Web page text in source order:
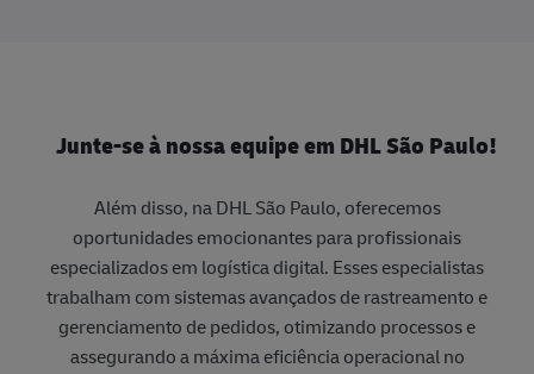
Junte-se à nossa equipe em DHL São Paulo!
Além disso, na DHL São Paulo, oferecemos
oportunidades emocionantes para profissionais
especializados em logística digital. Esses especialistas
trabalham com sistemas avançados de rastreamento e
gerenciamento de pedidos, otimizando processos e
assegurando a máxima eficiência operacional no